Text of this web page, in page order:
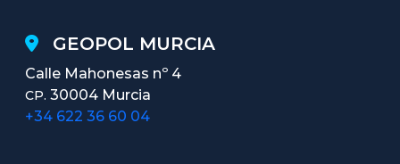
GEOPOL MURCIA
Calle Mahonesas nº 4
CP. 30004 Murcia
+34 622 36 60 04